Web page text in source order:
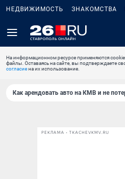
НЕДВИЖИМОСТЬ ЗНАКОМСТВА
На информационном ресурсе применяются
файлы. Оставаясь на сайте, вы подтверждаете
согласиена их использование.
Как арендовать авто на КМВ и не
РЕКЛАМА • TKACHEVKMV.RU